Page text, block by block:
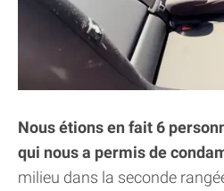
Nous étions en fait 6
qui nous a permis de
milieu dans la seconde